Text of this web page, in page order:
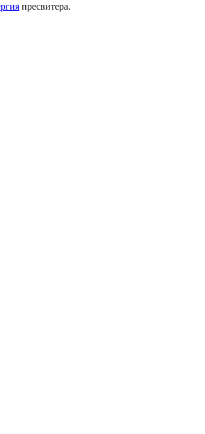
пресвитера.